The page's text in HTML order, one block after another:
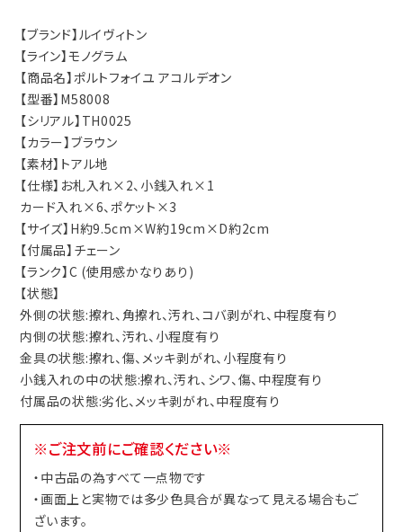
【ブランド】ルイヴィトン
【ライン】モノグラム
【商品名】ポルトフォイユ アコルデオン
【型番】M58008
【シリアル】TH0025
【カラー】ブラウン
【素材】トアル地
【仕様】お札入れ×2、小銭入れ×1
カード入れ×6、ポケット×3
【サイズ】H約9.5cm×W約19cm×D約2cm
【付属品】チェーン
【ランク】C (使用感かなりあり)
【状態】
外側の状態:擦れ、角擦れ、汚れ、コバ剥がれ、中程度有り
内側の状態:擦れ、汚れ、小程度有り
金具の状態:擦れ、傷、メッキ剥がれ、小程度有り
小銭入れの中の状態:擦れ、汚れ、シワ、傷、中程度有り
付属品の状態:劣化、メッキ剥がれ、中程度有り
※ご注文前にご確認ください※
・中古品の為すべて一点物です
・画面上と実物では多少色具合が異なって見える場合もご
ざいます。